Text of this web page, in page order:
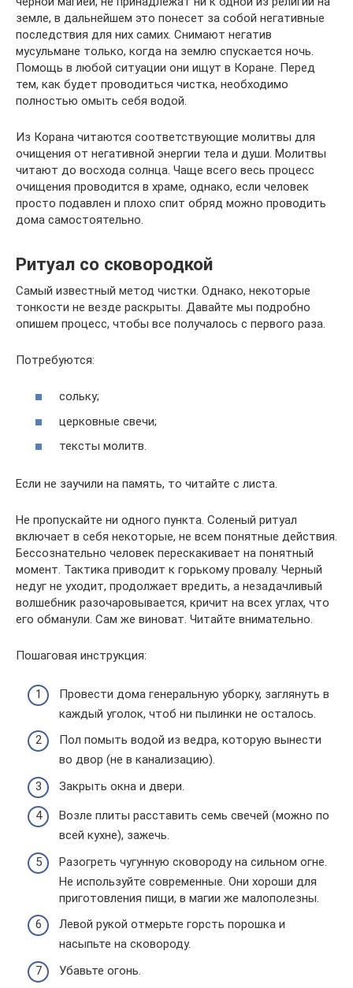
земле, в дальнейшем это понесет за собой негативные
последствия для них самих. Снимают негатив
мусульмане только, когда на землю спускается ночь.
Помощь в любой ситуации они ищут в Коране. Перед
тем, как будет проводиться чистка, необходимо
полностью омыть себя водой.
Из Корана читаются соответствующие молитвы для
очищения от негативной энергии тела и души. Молитвы
читают до восхода солнца. Чаще всего весь процесс
очищения проводится в храме, однако, если человек
просто подавлен и плохо спит обряд можно проводить
дома самостоятельно.
Ритуал со сковородкой
Самый известный метод чистки. Однако, некоторые
тонкости не везде раскрыты. Давайте мы подробно
опишем процесс, чтобы все получалось с первого раза.
Потребуются:
сольку;
церковные свечи;
тексты молитв.
Если не заучили на память, то читайте с листа.
Не пропускайте ни одного пункта. Соленый ритуал
включает в себя некоторые, не всем понятные действия.
Бессознательно человек перескакивает на понятный
момент. Тактика приводит к горькому провалу. Черный
недуг не уходит, продолжает вредить, а незадачливый
волшебник разочаровывается, кричит на всех углах, что
его обманули. Сам же виноват. Читайте внимательно.
Пошаговая инструкция:
Провести дома генеральную уборку, заглянуть в
каждый уголок, чтоб ни пылинки не осталось.
Пол помыть водой из ведра, которую вынести
во двор (не в канализацию).
Закрыть окна и двери.
Возле плиты расставить семь свечей (можно по
всей кухне), зажечь.
Разогреть чугунную сковороду на сильном огне.
Не используйте современные. Они хороши для
приготовления пищи, в магии же малополезны.
Левой рукой отмерьте горсть порошка и
насыпьте на сковороду.
Убавьте огонь.